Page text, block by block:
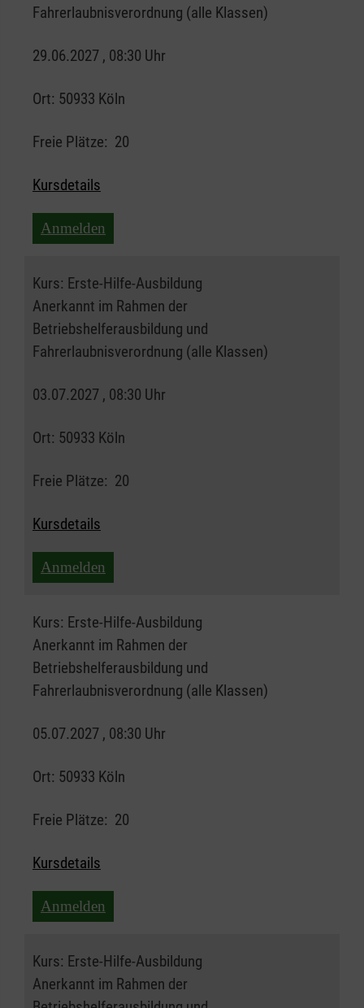
Fahrerlaubnisverordnung (alle Klassen)
29.06.2027 , 08:30 Uhr
Ort: 50933 Köln
Freie Plätze: 20
Kursdetails
Anmelden
Kurs: Erste-Hilfe-Ausbildung
Anerkannt im Rahmen der
Betriebshelferausbildung und
Fahrerlaubnisverordnung (alle Klassen)
03.07.2027 , 08:30 Uhr
Ort: 50933 Köln
Freie Plätze: 20
Kursdetails
Anmelden
Kurs: Erste-Hilfe-Ausbildung
Anerkannt im Rahmen der
Betriebshelferausbildung und
Fahrerlaubnisverordnung (alle Klassen)
05.07.2027 , 08:30 Uhr
Ort: 50933 Köln
Freie Plätze: 20
Kursdetails
Anmelden
Kurs: Erste-Hilfe-Ausbildung
Anerkannt im Rahmen der